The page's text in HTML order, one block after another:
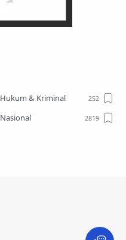
Hukum & Kriminal
Nasional